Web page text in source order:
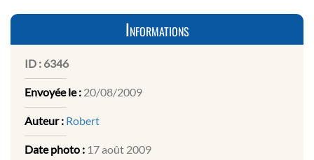
Informations
ID : 6346
Envoyée le : 20/08/2009
Auteur : Robert
Date photo : 17 août 2009